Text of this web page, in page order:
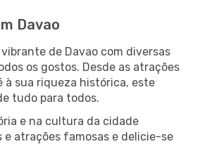
Davao
de Davao com diversas
os gostos. Desde as atrações
à sua riqueza histórica, este
tudo para todos.
e na cultura da cidade
e atrações famosas e delicie-se